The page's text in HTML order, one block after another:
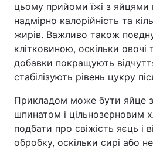
цьому прийоми їжі з яйцями
надмірно калорійність та
жирів. Важливо також
клітковиною, оскільки овочі
добавки покращують
стабілізують рівень цукру
Прикладом може бути яйце
шпинатом і цільнозерновим
подбати про свіжість яєць і
обробку, оскільки сирі або